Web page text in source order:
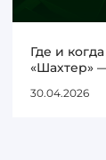
Где и
«Шахтер»
30.04.2026